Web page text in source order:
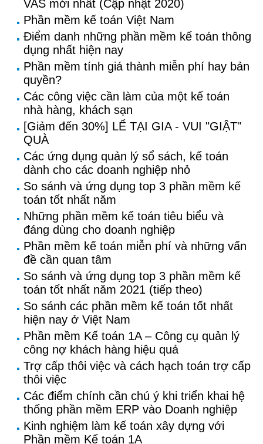
VAS mới nhất (Cập nhật 2020)
Phần mềm kế toán Việt Nam
Điểm danh những phần mềm kế toán thông
dụng nhất hiện nay
Phần mềm tính giá thành miễn phí hay bản
quyền?
Các công việc cần làm của một kế toán
nhà hàng, khách sạn
[Giảm đến 30%] LỂ TẠI GIA - VUI "GIẬT"
QUÀ
Các ứng dụng quản lý sổ sách, kế toán
dành cho các doanh nghiệp nhỏ
So sánh và ứng dụng top 3 phần mềm kế
toán tốt nhất năm
Những phần mềm kế toán tiêu biểu và
đáng dùng cho doanh nghiệp
Phần mềm kế toán miễn phí và những vấn
đề cần quan tâm
So sánh và ứng dụng top 3 phần mềm kế
toán tốt nhất năm 2021 (tiếp theo)
So sánh các phần mềm kế toán tốt nhất
hiện nay ở Việt Nam
Phần mềm Kế toán 1A – Công cụ quản lý
công nợ khách hàng hiệu quả
Trợ cấp thôi việc và cách hạch toán trợ cấp
thôi việc
Các điểm chính cần chú ý khi triển khai hệ
thống phần mềm ERP vào Doanh nghiệp
Kinh nghiệm làm kế toán xây dựng với
Phần mềm Kế toán 1A